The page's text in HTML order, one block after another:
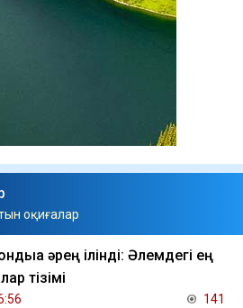
оқиғалар
әрең ілінді: Әлемдегі ең
тізімі
141